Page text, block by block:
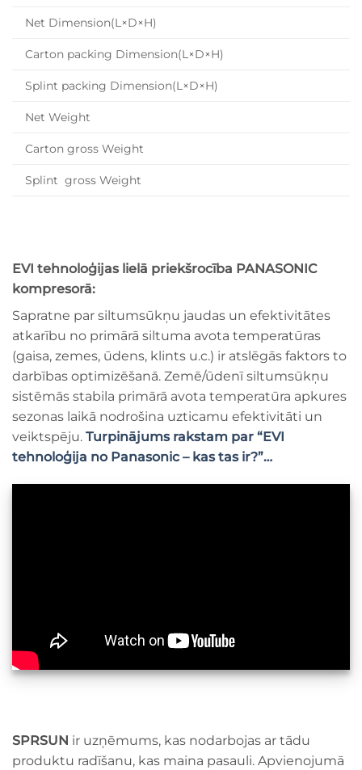
Net Dimension(L×D×H)
Carton packing Dimension(L×D×H)
Splint packing Dimension(L×D×H)
Net Weight
Carton gross Weight
Splint gross Weight
EVI tehnoloģijas lielā priekšrocība PANASONIC
kompresorā:
Sapratne par siltumsūkņu jaudas un efektivitātes
atkarību no primārā siltuma avota temperatūras
(gaisa, zemes, ūdens, klints u.c.) ir atslēgās faktors to
darbības optimizēšanā. Zemē/ūdenī siltumsūkņu
sistēmās stabila primārā avota temperatūra apkures
sezonas laikā nodrošina uzticamu efektivitāti un
veiktspēju. Turpinājums rakstam par “EVI
tehnoloģija no Panasonic – kas tas ir?”…
SPRSUN ir uzņēmums, kas nodarbojas ar tādu
produktu radīšanu, kas maina pasauli. Apvienojumā